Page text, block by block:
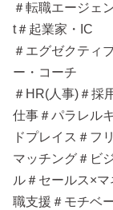
＃転職エージェ
t＃起業家・IC
＃エグゼクティ
ー・コーチ
＃HR(人事)＃採
仕事＃パラレル
ドプレイス＃フ
マッチング＃ビ
ル＃セールス×
職支援＃モチベ